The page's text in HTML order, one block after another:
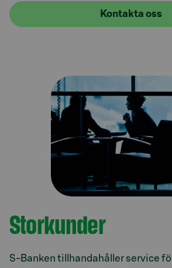
Kontakta oss
Storkunder
S-Banken tillhandahåller service